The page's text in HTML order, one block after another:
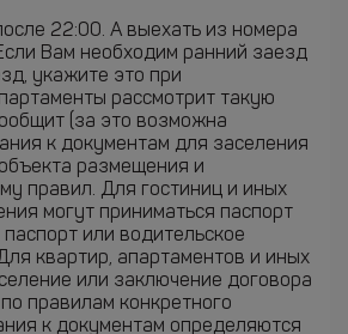
22:00. А выехать из номера
Вам необходим ранний заезд
укажите это при
рассмотрит такую
(за это возможна
к документам для заселения
размещения и
правил. Для гостиниц и иных
могут приниматься паспорт
или водительское
квартир, апартаментов и иных
или заключение договора
правилам конкретного
к документам определяются